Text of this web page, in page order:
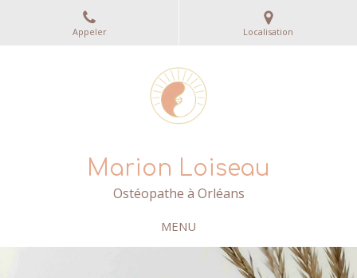
Appeler Localisation
Marion Loiseau
Ostéopathe à Orléans
MENU